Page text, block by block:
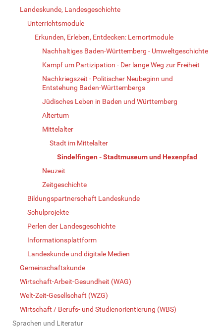
Landeskunde, Landesgeschichte
Unterrichtsmodule
Erkunden, Erleben, Entdecken: Lernortmodule
Nachhaltiges Baden-Württemberg - Umweltgeschichte
Kampf um Partizipation - Der lange Weg zur Freiheit
Nachkriegszeit - Politischer Neubeginn und
Entstehung Baden-Württembergs
Jüdisches Leben in Baden und Württemberg
Altertum
Mittelalter
Stadt im Mittelalter
Sindelfingen - Stadtmuseum und Hexenpfad
Neuzeit
Zeitgeschichte
Bildungspartnerschaft Landeskunde
Schulprojekte
Perlen der Landesgeschichte
Informationsplattform
Landeskunde und digitale Medien
Gemeinschaftskunde
Wirtschaft-Arbeit-Gesundheit (WAG)
Welt-Zeit-Gesellschaft (WZG)
Wirtschaft / Berufs- und Studienorientierung (WBS)
Sprachen und Literatur